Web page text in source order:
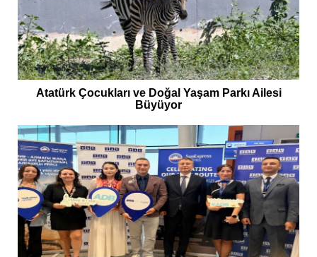
Atatürk Çocukları ve Doğal Yaşam Parkı Ailesi
Büyüyor